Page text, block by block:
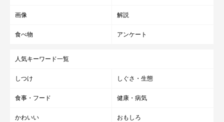
画像 解説
食べ物 アンケート
人気キーワード一覧
しつけ しぐさ・生態
食事・フード 健康・病気
かわいい おもしろ